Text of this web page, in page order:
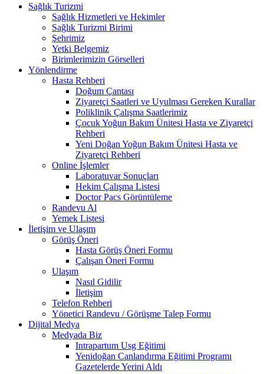
Sağlık Turizmi
Sağlık Hizmetleri ve Hekimler
Sağlık Turizmi Birimi
Şehrimiz
Yetki Belgemiz
Birimlerimizin Görselleri
Yönlendirme
Hasta Rehberi
Doğum Çantası
Ziyaretçi Saatleri ve Uyulması Gereken Kurallar
Poliklinik Çalışma Saatlerimiz
Çocuk Yoğun Bakım Ünitesi Hasta ve Ziyaretçi
Rehberi
Yeni Doğan Yoğun Bakım Ünitesi Hasta ve
Ziyaretçi Rehberi
Online İşlemler
Laboratuvar Sonuçları
Hekim Çalışma Listesi
Doctor Pacs Görüntüleme
Randevu Al
Yemek Listesi
İletişim ve Ulaşım
Görüş Öneri
Hasta Görüş Öneri Formu
Çalışan Öneri Formu
Ulaşım
Nasıl Gidilir
İletişim
Telefon Rehberi
Yönetici Randevu / Görüşme Talep Formu
Dijital Medya
Medyada Biz
Intrapartum Usg Eğitimi
Yenidoğan Canlandırma Eğitimi Programı
Gazetelerde Yerini Aldı